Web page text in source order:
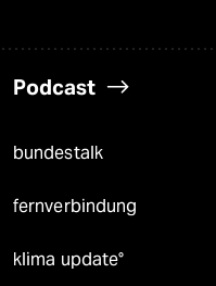
Podcast
bundestalk
fernverbindung
klima update°